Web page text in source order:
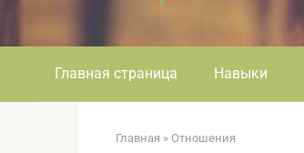
Главная страница Навыки
Главная » Отношения